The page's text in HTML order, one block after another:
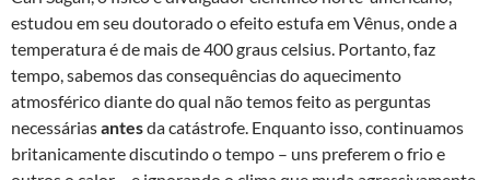
estudou em seu doutorado o efeito estufa em Vênus, onde a
temperatura é de mais de 400 graus celsius. Portanto, faz
tempo, sabemos das consequências do aquecimento
atmosférico diante do qual não temos feito as perguntas
necessáriasantesda catástrofe. Enquanto isso, continuamos
britanicamente discutindo o tempo – uns preferem o frio e